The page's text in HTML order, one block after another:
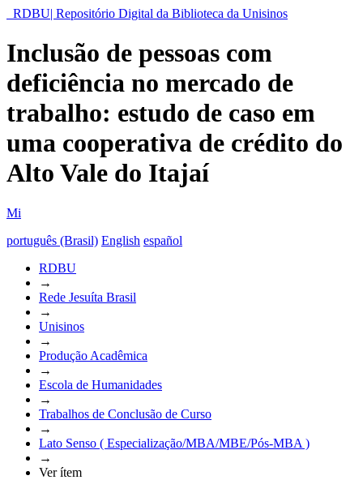
RDBU| Repositório Digital da Biblioteca da Unisinos
Inclusão de pessoas com
deficiência no mercado de
trabalho: estudo de caso em
uma cooperativa de crédito do
Alto Vale do Itajaí
Mi
português (Brasil) English español
RDBU
→
Rede Jesuíta Brasil
→
Unisinos
→
Produção Acadêmica
→
Escola de Humanidades
→
Trabalhos de Conclusão de Curso
→
Lato Senso ( Especialização/MBA/MBE/Pós-MBA )
→
Ver ítem